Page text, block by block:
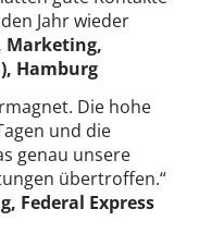
Jahr wieder
Marketing,
Hamburg
Die hohe
und die
genau unsere
übertroffen.“
Federal Express